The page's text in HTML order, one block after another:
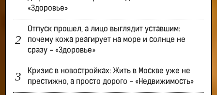
«Здоровье»
Отпуск прошел, а лицо выглядит уставшим:
почему кожа реагирует на море и солнце не
сразу - «Здоровье»
Кризис в новостройках: Жить в Москве уже не
престижно, а просто дорого - «Недвижимость»